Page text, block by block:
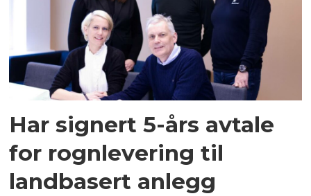
Har signert 5-års avtale
for rognlevering til
landbasert anlegg